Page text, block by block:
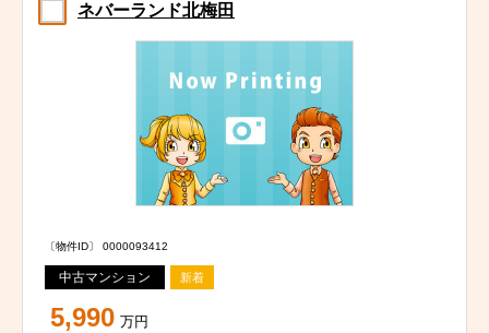
ネバーランド北梅田
〔物件ID〕 0000093412
中古マンション 新着
5,990 万円